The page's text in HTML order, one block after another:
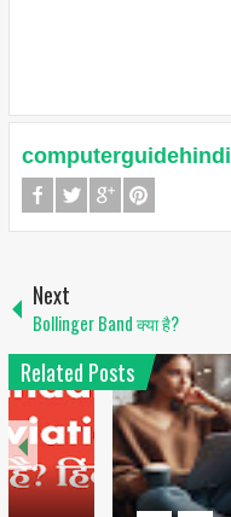
computerguidehindi
Next
Bollinger Band क्या है?
Related Posts